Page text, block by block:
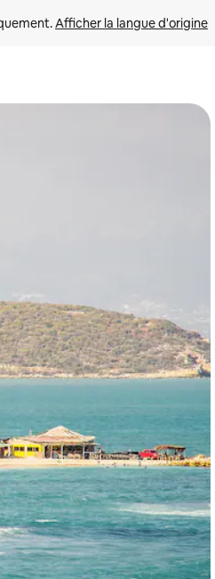
Afficher la langue d'origine
en appuyant et en faisant glisser.